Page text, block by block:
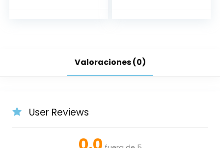
Valoraciones (0)
User Reviews